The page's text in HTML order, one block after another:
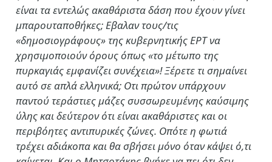
είναι τα εντελώς ακαθάριστα δάση που έχουν γίνει
μπαρουταποθήκες; Εβαλαν τους/τις
«δημοσιογράφους» της κυβερνητικής ΕΡΤ να
χρησιμοποιούν όρους όπως «το μέτωπο της
πυρκαγιάς εμφανίζει συνέχεια»! Ξέρετε τι σημαίνει
αυτό σε απλά ελληνικά; Οτι πρώτον υπάρχουν
παντού τεράστιες μάζες συσσωρευμένης καύσιμης
ύλης και δεύτερον ότι είναι ακαθάριστες και οι
περιβόητες αντιπυρικές ζώνες. Οπότε η φωτιά
τρέχει αδιάκοπα και θα σβήσει μόνο όταν κάψει ό,τι